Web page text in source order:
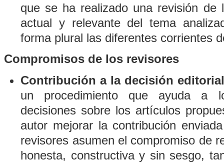
que se ha realizado una revisión de
actual y relevante del tema
forma plural las diferentes corrientes
Compromisos de los revisores
Contribución a la decisión
un procedimiento que ayuda a
decisiones sobre los artículos
autor mejorar la contribución
revisores asumen el compromiso de
honesta, constructiva y sin sesgo,